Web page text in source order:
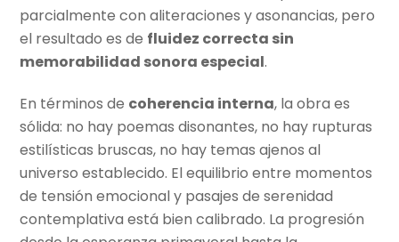
parcialmente con aliteraciones y asonancias, pero
el resultado es de fluidez correcta sin
memorabilidad sonora especial.
En términos de coherencia interna, la obra es
sólida: no hay poemas disonantes, no hay rupturas
estilísticas bruscas, no hay temas ajenos al
universo establecido. El equilibrio entre momentos
de tensión emocional y pasajes de serenidad
contemplativa está bien calibrado. La progresión